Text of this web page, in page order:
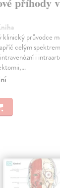
průvodce
celým
i